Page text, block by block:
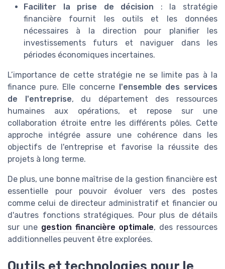
Faciliter la prise de décision : la stratégie
financière fournit les outils et les données
nécessaires à la direction pour planifier les
investissements futurs et naviguer dans les
périodes économiques incertaines.
L’importance de cette stratégie ne se limite pas à la
finance pure. Elle concerne l'ensemble des services
de l'entreprise, du département des ressources
humaines aux opérations, et repose sur une
collaboration étroite entre les différents pôles. Cette
approche intégrée assure une cohérence dans les
objectifs de l'entreprise et favorise la réussite des
projets à long terme.
De plus, une bonne maîtrise de la gestion financière est
essentielle pour pouvoir évoluer vers des postes
comme celui de directeur administratif et financier ou
d'autres fonctions stratégiques. Pour plus de détails
sur une gestion financière optimale, des ressources
additionnelles peuvent être explorées.